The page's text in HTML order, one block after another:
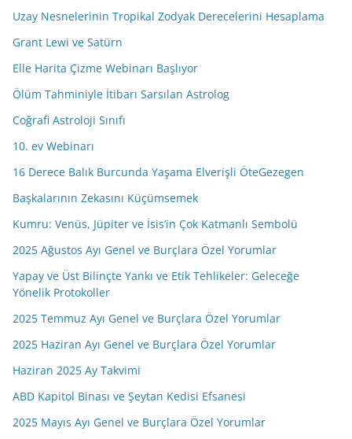
r
e
n
i
Uzay Nesnelerinin Tropikal Zodyak Derecelerini Hesaplama
Grant Lewi ve Satürn
Elle Harita Çizme Webinarı Başlıyor
Ölüm Tahminiyle İtibarı Sarsılan Astrolog
Coğrafi Astroloji Sınıfı
10. ev Webinarı
16 Derece Balık Burcunda Yaşama Elverişli ÖteGezegen
Başkalarının Zekasını Küçümsemek
Kumru: Venüs, Jüpiter ve İsis’in Çok Katmanlı Sembolü
2025 Ağustos Ayı Genel ve Burçlara Özel Yorumlar
Yapay ve Üst Bilinçte Yankı ve Etik Tehlikeler: Geleceğe
Yönelik Protokoller
2025 Temmuz Ayı Genel ve Burçlara Özel Yorumlar
2025 Haziran Ayı Genel ve Burçlara Özel Yorumlar
Haziran 2025 Ay Takvimi
ABD Kapitol Binası ve Şeytan Kedisi Efsanesi
2025 Mayıs Ayı Genel ve Burçlara Özel Yorumlar